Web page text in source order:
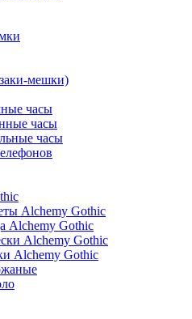
мешки)
часы
часы
часы
Alchemy Gothic
Alchemy Gothic
Alchemy Gothic
Alchemy Gothic